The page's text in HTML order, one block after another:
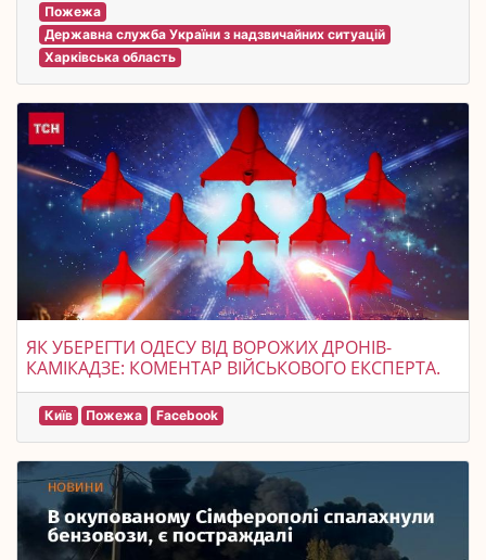
Пожежа
Державна служба України з надзвичайних ситуацій
Харківська область
ЯК УБЕРЕГТИ ОДЕСУ ВІД ВОРОЖИХ ДРОНІВ-
КАМІКАДЗЕ: КОМЕНТАР ВІЙСЬКОВОГО ЕКСПЕРТА.
Київ Пожежа Facebook